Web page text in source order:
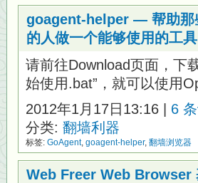
goagent-helper — 帮助那
的人做一个能够使用的工具
请前往Download页面，下
始使用.bat”，就可以使用
2012年1月17日13:16 | 6
分类: 翻墙利器
标签: GoAgent, goagent-helper, 翻墙浏览器
Web Freer Web Browser